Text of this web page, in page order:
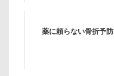
薬に頼らない骨折予防